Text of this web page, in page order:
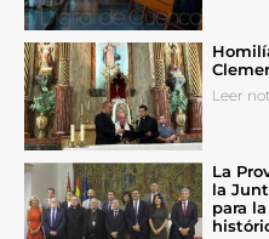
Leer
La
la
para